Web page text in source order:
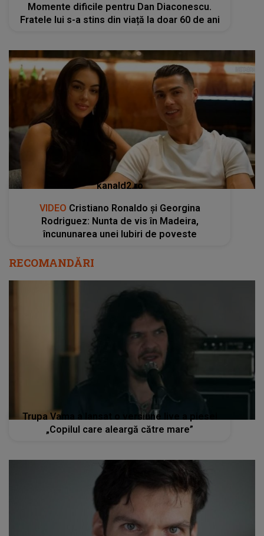
Momente dificile pentru Dan Diaconescu.
Fratele lui s-a stins din viață la doar 60 de ani
kanald2.ro
VIDEO Cristiano Ronaldo și Georgina
Rodriguez: Nunta de vis în Madeira,
încununarea unei Iubiri de poveste
RECOMANDĂRI
Trupa Vama a lansat o versiune live a piesei
„Copilul care aleargă către mare”